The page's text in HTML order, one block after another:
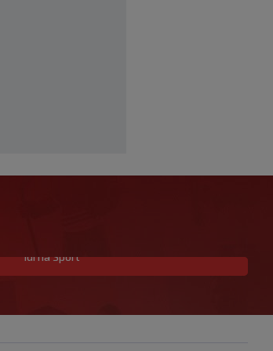
Garcia istaknuo jednog igrača: ‘On je
trenira tako’
Idi na Sport